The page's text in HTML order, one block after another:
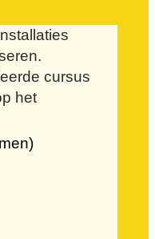
cursus
het